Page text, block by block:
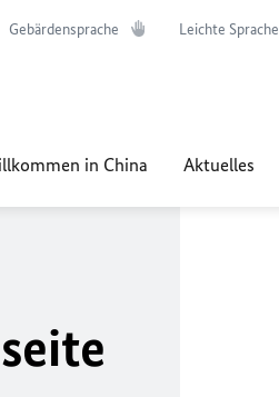
Gebärdensprache Leichte Sprache
in China Aktuelles